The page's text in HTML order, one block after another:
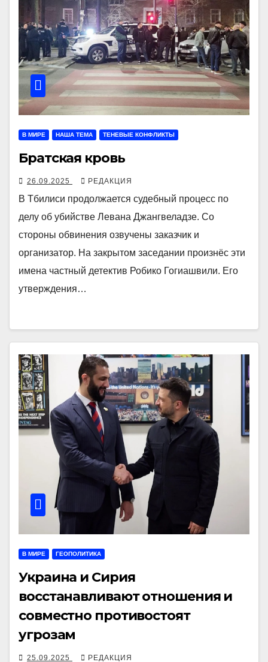
В МИРЕ НАША ТЕМА ТЕНЕВЫЕ КОНФЛИКТЫ
Братская кровь
26.09.2025 РЕДАКЦИЯ
В Тбилиси продолжается судебный процесс по
делу об убийстве Левана Джангвеладзе. Со
стороны обвинения озвучены заказчик и
организатор. На закрытом заседании произнёс эти
имена частный детектив Робико Гогиашвили. Его
утверждения…
В МИРЕ ГЕОПОЛИТИКА
Украина и Сирия
восстанавливают отношения и
совместно противостоят
угрозам
25.09.2025 РЕДАКЦИЯ